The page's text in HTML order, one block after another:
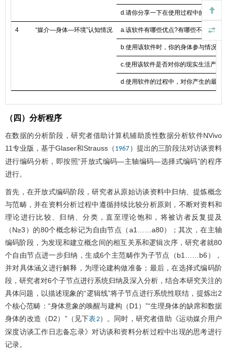
d.请你分享一下在使用过程中的体验情
4 “媒介—身体—环境”认知情况 a.该软件有哪些优点?有哪些不好的地
b.使用该软件时，你的身体参与情况如
c.使用该软件是否对你的现实生活产生
d.使用软件的过程中，对你产生的最大
（四）分析程序
在数据的分析阶段，研究者借助计算机辅助质性数据分析软件NVivo
11专业版，基于Glaser和Strauss（ 1967 ）提出的三阶段法对访谈资料
进行编码分析，即按照“开放式编码—主轴编码—选择式编码”的程序
进行。
首先，在开放式编码阶段，研究者从原始访谈资料中归纳、提炼概念
与范畴，并在资料分析过程中遵循持续比较分析原则，不断对资料和
理论进行比较、归纳、分类，直至理论饱和，将被访者反复提及
（N≥3）的80个概念标记为自由节点（a1……a80）；其次，在主轴
编码阶段，为发现和建立概念间的相互关系和逻辑次序，研究者就80
个自由节点进一步归纳，生成6个主范畴作为子节点（b1……b6），
并对具体涵义进行解释，为理论建构做准备；最后，在选择式编码阶
段，研究者对6个子节点进行系统归纳及深入分析，结合本研究关注的
具体问题，以描述现象的“逻辑线”将子节点进行系统性联结，提炼出2
个核心范畴：“身体意象的唤醒与建构（D1）”“生理身体的缺席和数据
身体的改造（D2）”（见下表2）。同时，研究者借助《运动媒介用户
深度访谈工作日志备忘录》对访谈和资料分析过程中出现的思考进行
记录。